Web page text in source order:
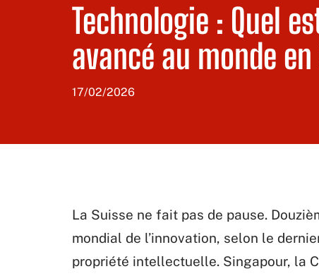
Technologie : Quel
avancé au monde
17/02/2026
La Suisse ne fait pas de pause.
mondial de l’innovation, selon le
propriété intellectuelle. Singapour, la